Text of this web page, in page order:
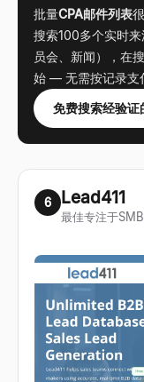
批量CPA邮件列表
搜索100多个实时
员会、新闻），在
始 — 无需按记录支
免费搜索经验
6 Lead411
最佳专注于